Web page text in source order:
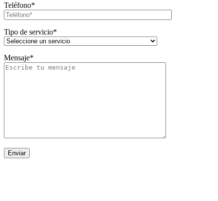
Teléfono*
Tipo de servicio*
Mensaje*